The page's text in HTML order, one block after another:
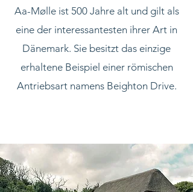
Aa-Mølle ist 500 Jahre alt und gilt als
eine der interessantesten ihrer Art in
Dänemark. Sie besitzt das einzige
erhaltene Beispiel einer römischen
Antriebsart namens Beighton Drive.